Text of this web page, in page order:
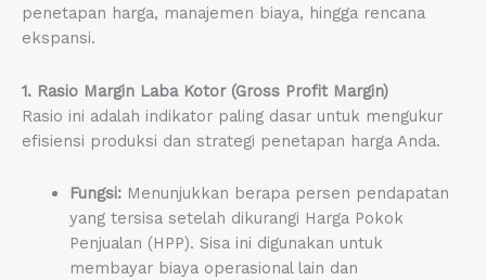
penetapan harga, manajemen biaya, hingga rencana
ekspansi.
1. Rasio Margin Laba Kotor (Gross Profit Margin)
Rasio ini adalah indikator paling dasar untuk mengukur
efisiensi produksi dan strategi penetapan harga Anda.
Fungsi:Menunjukkan berapa persen pendapatan
yang tersisa setelah dikurangi Harga Pokok
Penjualan (HPP). Sisa ini digunakan untuk
membayar biaya operasional lain dan